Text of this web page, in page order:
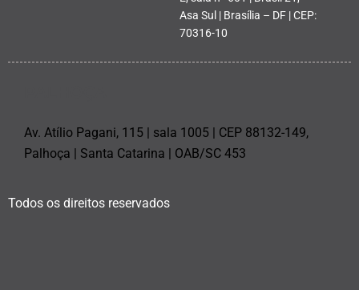
Asa Sul | Brasília – DF | CEP:
70316-10
Av. Atílio Pagani, 115 | sala 1005 | CEP 88132-149,
Palhoça | Santa Catarina | OAB/SC 453
Todos os direitos reservados